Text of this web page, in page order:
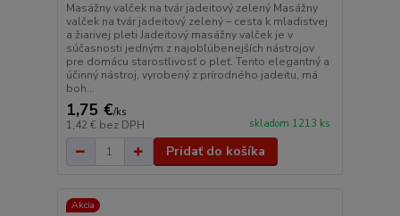
Masážny valček na tvár jadeitový zelený Masážny
valček na tvár jadeitový zelený – cesta k mladistvej
a žiarivej pleti Jadeitový masážny valček je v
súčasnosti jedným z najobľúbenejších nástrojov
pre domácu starostlivosť o pleť. Tento elegantný a
účinný nástroj, vyrobený z prírodného jadeitu, má
boh...
1,75 €/ks
1,42 € bez DPH skladom 1213 ks
Pridať do košíka
Akcia